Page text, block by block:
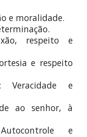
e moralidade.
respeito e
e respeito
Veracidade e
ao senhor, à
e